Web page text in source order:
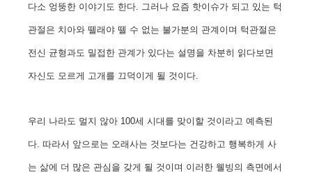
다소 엉뚱한 이야기도 한다. 그러나 요즘 핫이슈가 되고 있는 턱
관절은 치아와 뗄래야 뗄 수 없는 불가분의 관계이며 턱관절은
전신 균형과도 밀접한 관계가 있다는 설명을 차분히 읽다보면
자신도 모르게 고개를 끄덕이게 될 것이다.
우리 나라도 멀지 않아 100세 시대를 맞이할 것이라고 예측된
다. 따라서 앞으로는 오래사는 것보다는 건강하고 행복하게 사
는 삶에 더 많은 관심을 갖게 될 것이며 이러한 웰빙의 측면에서